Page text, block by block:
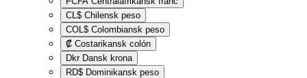
CL$ Chilensk peso
COL$ Colombiansk peso
₡ Costarikansk colón
Dkr Dansk krona
RD$ Dominikansk peso